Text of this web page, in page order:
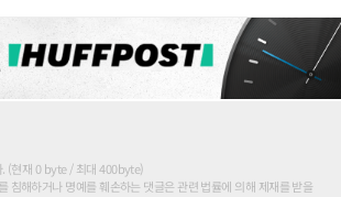
. (현재 0 byte / 최대 400byte)
침해하거나 명예를 훼손하는 댓글은 관련 법률에 의해 제재를 받을